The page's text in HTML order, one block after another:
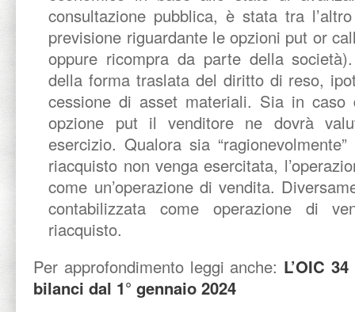
consultazione pubblica, è stata tra
previsione riguardante le opzioni put or
oppure ricompra da parte della
della forma traslata del diritto di reso,
cessione di asset materiali. Sia in
opzione put il venditore ne dovrà
esercizio. Qualora sia
riacquisto non venga esercitata,
come un’operazione di vendita.
contabilizzata come operazione di
riacquisto.
Per approfondimento leggi anche: L’OIC
bilanci dal 1° gennaio 2024